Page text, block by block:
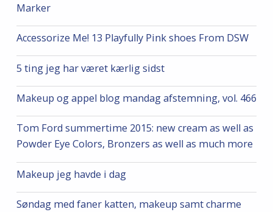
Marker
Accessorize Me! 13 Playfully Pink shoes From DSW
5 ting jeg har været kærlig sidst
Makeup og appel blog mandag afstemning, vol. 466
Tom Ford summertime 2015: new cream as well as
Powder Eye Colors, Bronzers as well as much more
Makeup jeg havde i dag
Søndag med faner katten, makeup samt charme